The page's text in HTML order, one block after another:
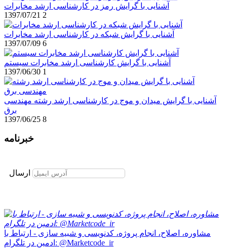
آشنایی با گرایش رمز در کارشناسی ارشد مخابرات
1397/07/21 2
آشنایی با گرایش شبکه در کارشناسی ارشد مخابرات
1397/07/09 6
آشنایی با گرایش کارشناسی ارشد مخابرات سیستم
1397/06/30 1
آشنایی با گرایش میدان و موج در کارشناسی ارشد رشته مهندسی
برق
1397/06/25 8
خبرنامه
ارسال
مشاوره، اصلاح، انجام پروژه، کدنویسی و شبیه سازی - ارتباط با
ادمین در تلگرام: @Marketcode_ir